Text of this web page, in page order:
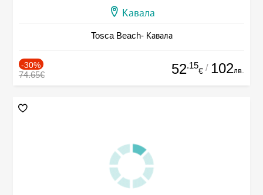
Кавала
Tosca Beach- Кавала
-30%
74.65€ 52.15
€ / 102лв.